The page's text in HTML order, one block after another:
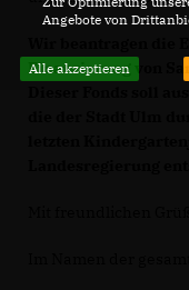
Finanzierung von
Angebote von
Alle akzeptieren